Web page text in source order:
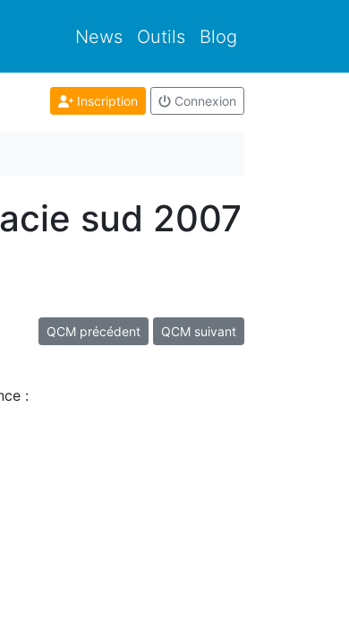
News Outils Blog
Inscription Connexion
sud 2007
QCM précédent QCM suivant
: